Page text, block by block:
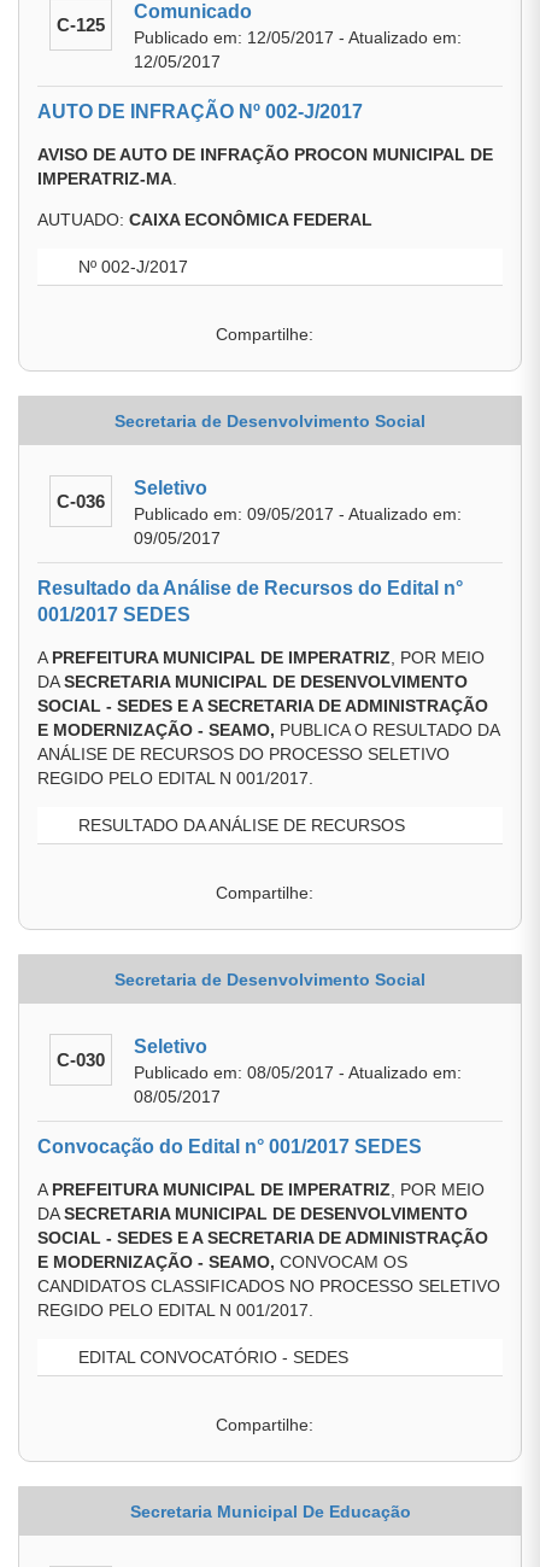
C-125
Comunicado
Publicado em: 12/05/2017 - Atualizado em:
12/05/2017
AUTO DE INFRAÇÃO Nº 002-J/2017
AVISO DE AUTO DE INFRAÇÃO PROCON MUNICIPAL DE
IMPERATRIZ-MA
AUTUADO: CAIXA ECONÔMICA FEDERAL
Nº 002-J/2017
Compartilhe:
Secretaria de Desenvolvimento Social
C-036
Seletivo
Publicado em: 09/05/2017 - Atualizado em:
09/05/2017
Resultado da Análise de Recursos do Edital n°
001/2017 SEDES
A PREFEITURA MUNICIPAL DE IMPERATRIZ , POR MEIO
DASECRETARIA MUNICIPAL DE DESENVOLVIMENTO
SOCIAL - SEDES E A SECRETARIA DE ADMINISTRAÇÃO
E MODERNIZAÇÃO - SEAMO, PUBLICA O RESULTADO DA
ANÁLISE DE RECURSOS DO PROCESSO SELETIVO
REGIDO PELO EDITAL N 001/2017.
RESULTADO DA ANÁLISE DE RECURSOS
Compartilhe:
Secretaria de Desenvolvimento Social
C-030
Seletivo
Publicado em: 08/05/2017 - Atualizado em:
08/05/2017
Convocação do Edital n° 001/2017 SEDES
A PREFEITURA MUNICIPAL DE IMPERATRIZ , POR MEIO
DASECRETARIA MUNICIPAL DE DESENVOLVIMENTO
SOCIAL - SEDES E A SECRETARIA DE ADMINISTRAÇÃO
E MODERNIZAÇÃO - SEAMO, CONVOCAM OS
CANDIDATOS CLASSIFICADOS NO PROCESSO SELETIVO
REGIDO PELO EDITAL N 001/2017.
EDITAL CONVOCATÓRIO - SEDES
Compartilhe:
Secretaria Municipal De Educação